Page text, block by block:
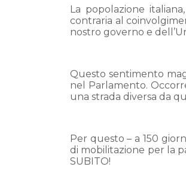
La popolazione
contraria al
nostro governo e
Questo sentimento
nel Parlamento.
una strada diversa da
Per questo – a 150
di mobilitazione per la
SUBITO!